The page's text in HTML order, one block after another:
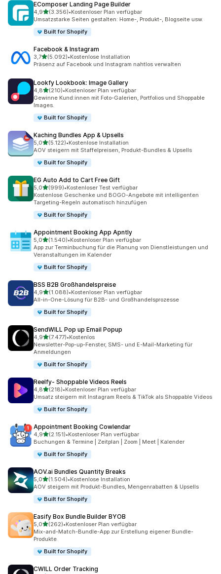
EComposer Landing Page Builder
4,9von 5 Sternen
(3.356)
3356 Rezensionen insgesamt
•Kostenloser Plan verfügbar
Umsatzstarke Seiten gestalten: Home-, Produkt-, Blogseite usw.
Built for Shopify
Facebook & Instagram
3,7von 5 Sternen
(5.092)
5092 Rezensionen insgesamt
•Kostenlose Installation
Präsenz auf Facebook und Instagram nahtlos verwalten
Lookfy Lookbook: Image Gallery
4,8von 5 Sternen
(210)
210 Rezensionen insgesamt
•Kostenloser Plan verfügbar
Gewinne Kund:innen mit Foto-Galerien, Portfolios und Shoppable
Images.
Built for Shopify
Kaching Bundles App & Upsells
5,0von 5 Sternen
(5.122)
5122 Rezensionen insgesamt
•Kostenlose Installation
AOV steigern mit Staffelpreisen, Produkt-Bundles & Upsells
Built for Shopify
EG Auto Add to Cart Free Gift
5,0von 5 Sternen
(999)
999 Rezensionen insgesamt
•Kostenloser Test verfügbar
Kostenlose Geschenke und BOGO-Angebote mit intelligenten
Targeting-Regeln automatisch hinzufügen
Built for Shopify
Appointment Booking App Apntly
5,0von 5 Sternen
(1.540)
1540 Rezensionen insgesamt
•Kostenloser Plan verfügbar
App zur Terminbuchung für die Planung von Dienstleistungen und
Veranstaltungen im Kalender
Built for Shopify
BSS B2B Großhandelspreise
4,9von 5 Sternen
(1.088)
1088 Rezensionen insgesamt
•Kostenloser Plan verfügbar
All-in-One-Lösung für B2B- und Großhandelsprozesse
Built for Shopify
SendWILL Pop up Email Popup
4,9von 5 Sternen
(7.477)
7477 Rezensionen insgesamt
•Kostenlos
Newsletter-Pop-up-Fenster, SMS- und E-Mail-Marketing für
Anmeldungen
Built for Shopify
Reelfy‑ Shoppable Videos Reels
4,8von 5 Sternen
(218)
218 Rezensionen insgesamt
•Kostenloser Plan verfügbar
Umsatz steigern mit Instagram Reels & TikTok als Shoppable Videos
Built for Shopify
Appointment Booking Cowlendar
4,9von 5 Sternen
(2.151)
2151 Rezensionen insgesamt
•Kostenloser Plan verfügbar
Buchungen & Termine | Zeitplan | Zoom | Meet | Kalender
Built for Shopify
AOV.ai Bundles Quantity Breaks
5,0von 5 Sternen
(1.504)
1504 Rezensionen insgesamt
•Kostenlose Installation
AOV steigern mit Produkt-Bundles, Mengenrabatten & Upsells
Built for Shopify
Easify Box Bundle Builder BYOB
5,0von 5 Sternen
(262)
262 Rezensionen insgesamt
•Kostenloser Plan verfügbar
Mix-and-Match-Bundle-App zur Erstellung eigener Bundle-
Produkte
Built for Shopify
CWILL Order Tracking